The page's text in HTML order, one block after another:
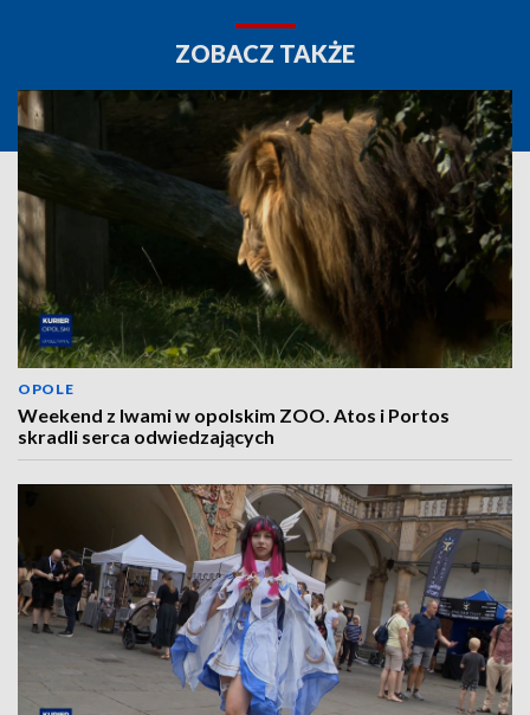
ZOBACZ TAKŻE
OPOLE
Weekend z lwami w opolskim ZOO. Atos i Portos
skradli serca odwiedzających